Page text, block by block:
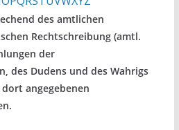
des amtlichen
Rechtschreibung (amtl.
der
des Dudens und des Wahrigs
angegebenen